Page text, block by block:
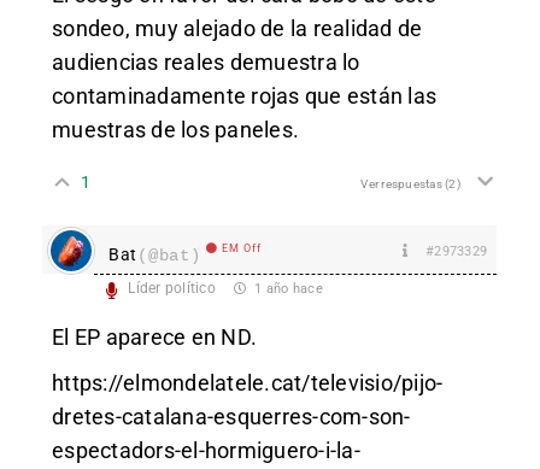
sondeo, muy alejado de la realidad de
audiencias reales demuestra lo
contaminadamente rojas que están las
muestras de los paneles.
1 Ver respuestas(2)
Bat (@bat) EM Off #2973329
Líder político 1 año hace
El EP aparece en ND.
https://elmondelatele.cat/televisio/pijo-
dretes-catalana-esquerres-com-son-
espectadors-el-hormiguero-i-la-